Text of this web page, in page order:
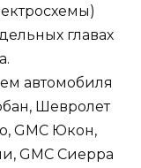
главах
автомобиля
Шевролет
GMC Юкон,
GMC Сиерра